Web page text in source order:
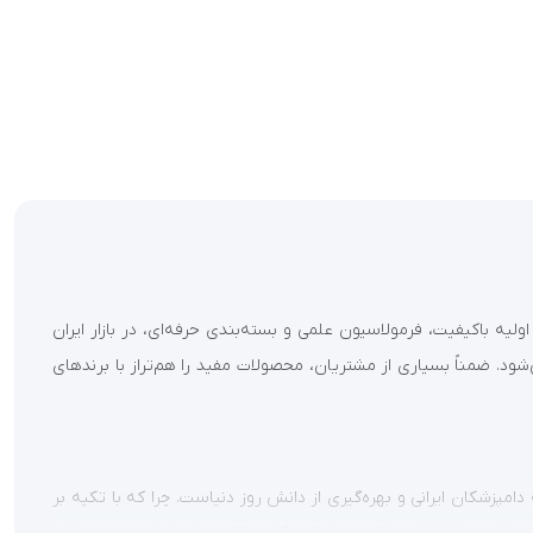
از مواد اولیه باکیفیت، فرمولاسیون علمی و بسته‌بندی حرفه‌ای، در بازار ایران
ضمناً بسیاری از مشتریان، محصولات مفید را هم‌تراز با برندهای
دامپزشکان ایرانی و بهره‌گیری از دانش روز دنیاست. چرا که با تکیه بر